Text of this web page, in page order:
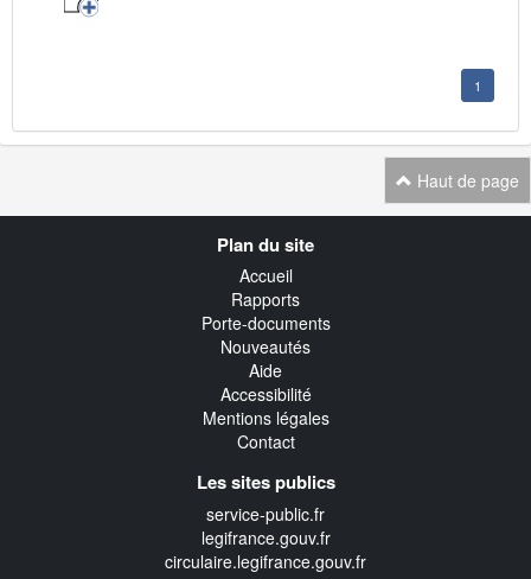
1
Haut de page
Plan du site
Accueil
Rapports
Porte-documents
Nouveautés
Aide
Accessibilité
Mentions légales
Contact
Les sites publics
service-public.fr
legifrance.gouv.fr
circulaire.legifrance.gouv.fr